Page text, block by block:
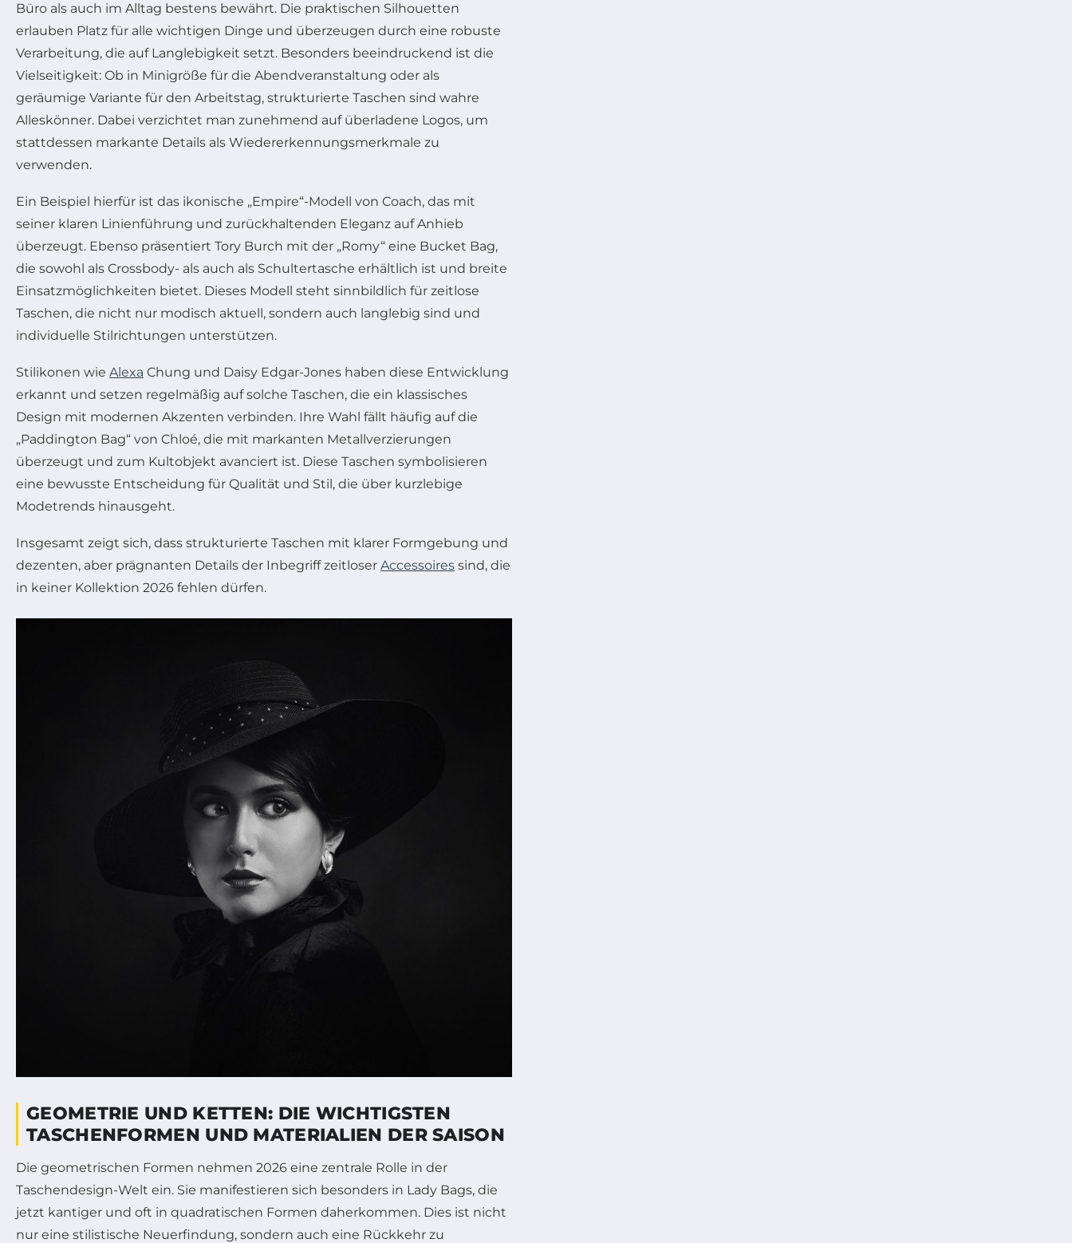
Büro als auch im Alltag bestens bewährt. Die praktischen Silhouetten
erlauben Platz für alle wichtigen Dinge und überzeugen durch eine robuste
Verarbeitung, die auf Langlebigkeit setzt. Besonders beeindruckend ist die
Vielseitigkeit: Ob in Minigröße für die Abendveranstaltung oder als
geräumige Variante für den Arbeitstag, strukturierte Taschen sind wahre
Alleskönner. Dabei verzichtet man zunehmend auf überladene Logos, um
stattdessen markante Details als Wiedererkennungsmerkmale zu
verwenden.
Ein Beispiel hierfür ist das ikonische „Empire“-Modell von Coach, das mit
seiner klaren Linienführung und zurückhaltenden Eleganz auf Anhieb
überzeugt. Ebenso präsentiert Tory Burch mit der „Romy“ eine Bucket Bag,
die sowohl als Crossbody- als auch als Schultertasche erhältlich ist und breite
Einsatzmöglichkeiten bietet. Dieses Modell steht sinnbildlich für zeitlose
Taschen, die nicht nur modisch aktuell, sondern auch langlebig sind und
individuelle Stilrichtungen unterstützen.
Stilikonen wie Alexa Chung und Daisy Edgar-Jones haben diese Entwicklung
erkannt und setzen regelmäßig auf solche Taschen, die ein klassisches
Design mit modernen Akzenten verbinden. Ihre Wahl fällt häufig auf die
„Paddington Bag“ von Chloé, die mit markanten Metallverzierungen
überzeugt und zum Kultobjekt avanciert ist. Diese Taschen symbolisieren
eine bewusste Entscheidung für Qualität und Stil, die über kurzlebige
Modetrends hinausgeht.
Insgesamt zeigt sich, dass strukturierte Taschen mit klarer Formgebung und
dezenten, aber prägnanten Details der Inbegriff zeitloser Accessoires sind, die
in keiner Kollektion 2026 fehlen dürfen.
GEOMETRIE UND KETTEN: DIE WICHTIGSTEN
TASCHENFORMEN UND MATERIALIEN DER SAISON
Die geometrischen Formen nehmen 2026 eine zentrale Rolle in der
Taschendesign-Welt ein. Sie manifestieren sich besonders in Lady Bags, die
jetzt kantiger und oft in quadratischen Formen daherkommen. Dies ist nicht
nur eine stilistische Neuerfindung, sondern auch eine Rückkehr zu